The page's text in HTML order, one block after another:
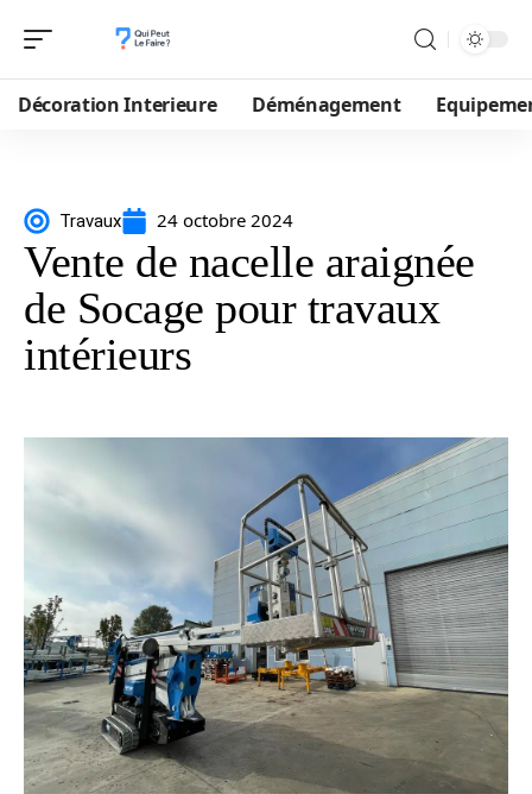
Décoration Interieure Déménagement
Travaux 24 octobre 2024
Vente de nacelle araignée
de Socage pour travaux
intérieurs